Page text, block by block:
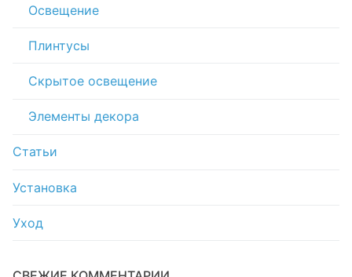
Освещение
Плинтусы
Скрытое освещение
Элементы декора
Статьи
Установка
Уход